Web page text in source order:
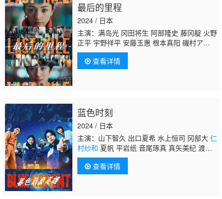
最后的里程
2024 / 日本
主演：满岛光 冈田将生 阿部隆史 藤冈靛 火野
正平 宇野祥平 安藤玉惠 根本真阳 磯村アメ
リ 丸山智己 大仓孝二 酒向芳 中村伦也
纱和 石原里美 井浦新 洼田正孝 市川实日
子 龙星凉 饭尾和树 吉田乌龙太 药师丸博
查看详情
蓝色时刻
2024 / 日本
主演：山下智久 出口夏希 水上恒司 冈部大 仁
村纱和 夏帆 平岩纸 音尾琢真 真矢美纪 渡边
圭介 玉田志织 馆博 本田翼
查看详情